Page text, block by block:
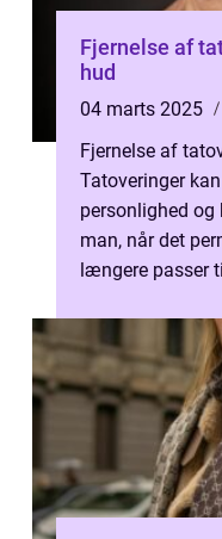
Fjernelse af
hud
04 marts 2025
Fjernelse af
Tatoveringer
personlighed og
man, når det
længere passer